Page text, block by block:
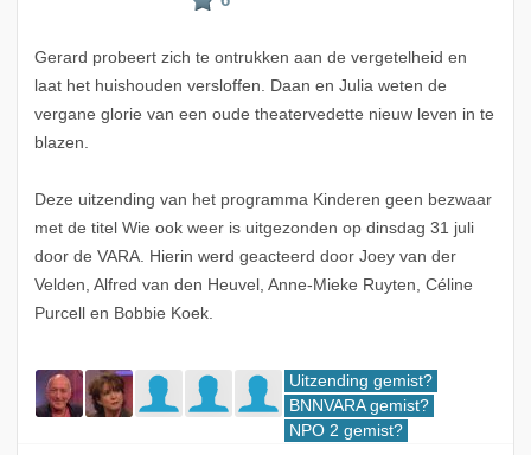
Gerard probeert zich te ontrukken aan de vergetelheid en
laat het huishouden versloffen. Daan en Julia weten de
vergane glorie van een oude theatervedette nieuw leven in te
blazen.
Deze uitzending van het programma Kinderen geen bezwaar
met de titel Wie ook weer is uitgezonden op dinsdag 31 juli
door de VARA. Hierin werd geacteerd door Joey van der
Velden, Alfred van den Heuvel, Anne-Mieke Ruyten, Céline
Purcell en Bobbie Koek.
Uitzending gemist?
BNNVARA gemist?
NPO 2 gemist?